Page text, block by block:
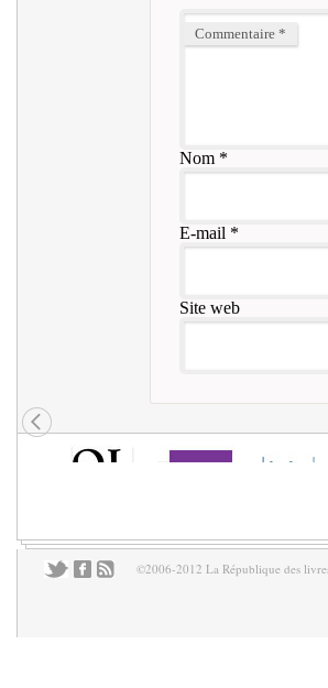
Commentaire *
Nom*
E-mail *
Site web
©2006-2012 La République des